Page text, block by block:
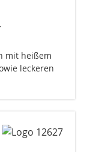
mit heißem
leckeren